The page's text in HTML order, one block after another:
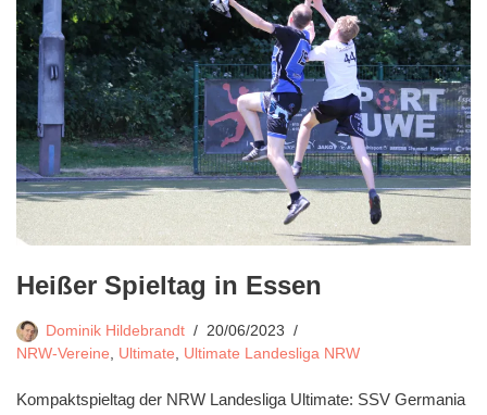
Heißer Spieltag in Essen
Dominik Hildebrandt
20/06/2023
NRW-Vereine, Ultimate, Ultimate Landesliga NRW
Kompaktspieltag der NRW Landesliga Ultimate: SSV Germania